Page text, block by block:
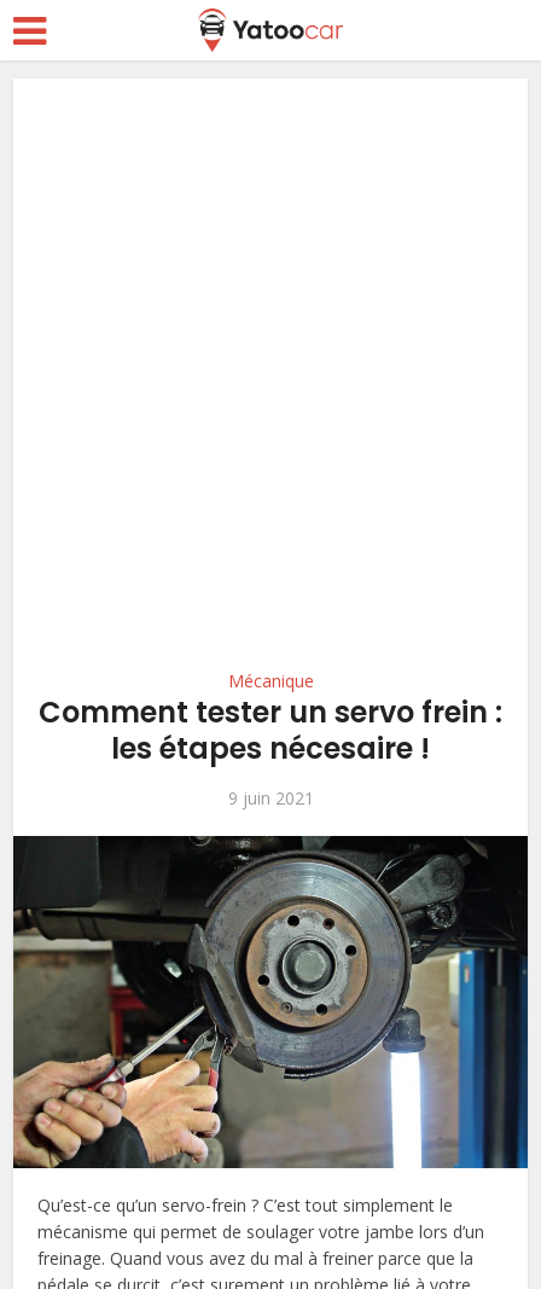
Mécanique
Comment tester un servo frein :
les étapes nécesaire !
9 juin 2021
Qu’est-ce qu’un servo-frein ? C’est tout simplement le
mécanisme qui permet de soulager votre jambe lors d’un
freinage. Quand vous avez du mal à freiner parce que la